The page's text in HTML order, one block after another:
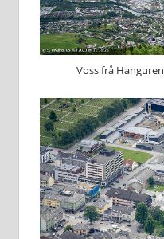
Voss frå